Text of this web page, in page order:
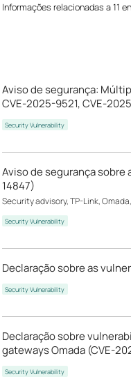
Informações relacionadas a 11
Aviso de segurança:
CVE-2025-9521, CVE-
Security Vulnerability
Aviso de segurança sobre
14847)
Security advisory, TP-Link,
Security Vulnerability
Declaração sobre as
Security Vulnerability
Declaração sobre
gateways Omada (CVE-
Security Vulnerability